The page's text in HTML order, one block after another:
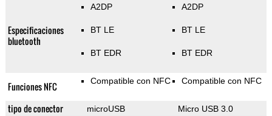
Especificaciones
bluetooth
A2DP
BT LE
BT EDR
A2DP
BT LE
BT EDR
Funciones NFC Compatible con NFC Compatible con NFC
tipo de conector microUSB Micro USB 3.0